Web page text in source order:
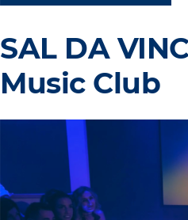
SAL DA
Music Club
RADIO
KATY